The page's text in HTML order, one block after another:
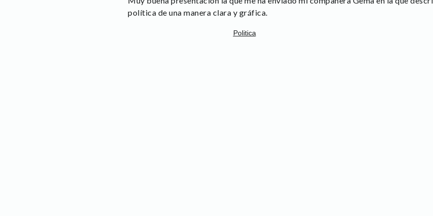
política de una manera clara y gráfica.
Politica